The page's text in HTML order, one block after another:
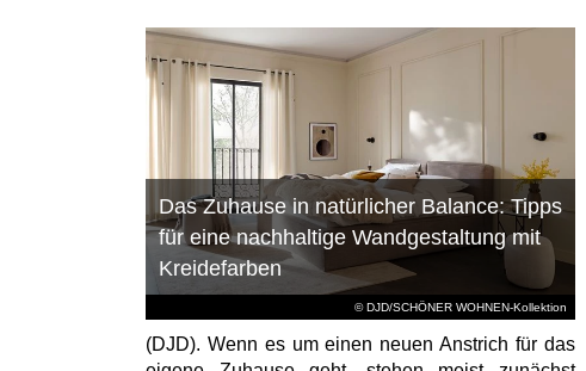
© DJD/SCHÖNER WOHNEN-Kollektion
Das Zuhause in natürlicher Balance: Tipps
für eine nachhaltige Wandgestaltung mit
Kreidefarben
(DJD). Wenn es um einen neuen Anstrich für das